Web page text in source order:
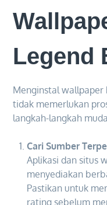
Legend
Menginstal wallpaper
tidak memerlukan
langkah-langkah
Cari Sumber
Aplikasi dan situs
menyediakan
Pastikan untuk
rating sebelum